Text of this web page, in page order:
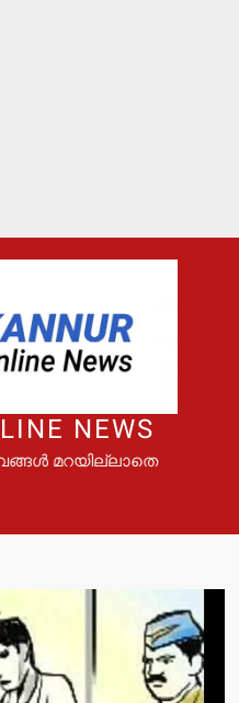
NEWS
മറയില്ലാതെ